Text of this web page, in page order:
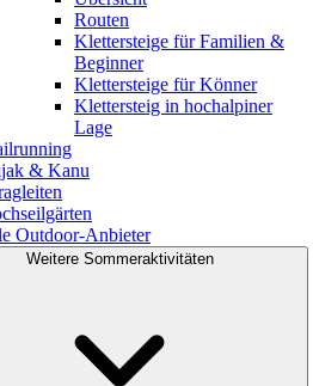
Routen
Klettersteige für Familien &
Beginner
Klettersteige für Könner
Klettersteig in hochalpiner
Lage
& Kanu
Outdoor-Anbieter
Weitere Sommeraktivitäten